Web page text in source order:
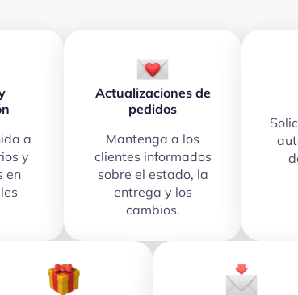
a
y
en
Actualizaciones de
pedidos
Mantenga a los
clientes informados
sobre el estado, la
entrega y los
cambios.